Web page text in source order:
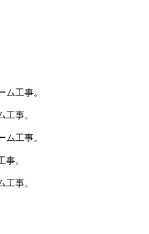
工事。
事。
工事。
。
事。